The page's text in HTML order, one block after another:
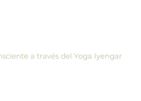
a través del Yoga Iyengar